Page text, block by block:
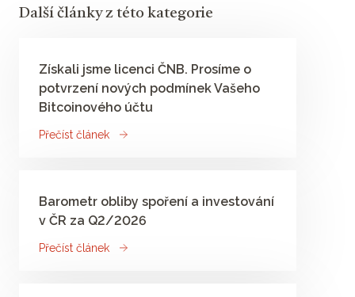
Další články z této kategorie
Získali jsme licenci ČNB. Prosíme o
potvrzení nových podmínek Vašeho
Bitcoinového účtu
Přečíst článek
Barometr obliby spoření a investování
v ČR za Q2/2026
Přečíst článek